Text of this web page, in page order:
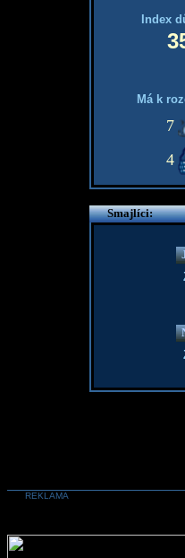
Index
Má k
7
4
Smajlíci:
REKLAMA